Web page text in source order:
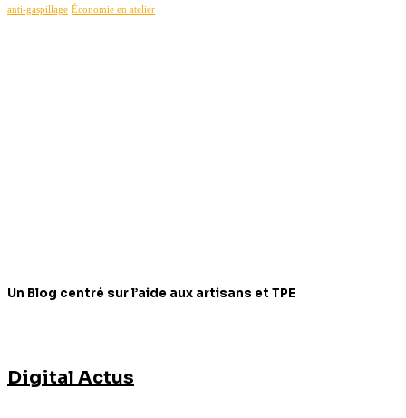
anti-gaspillage Économie en atelier
Un Blog centré sur l’aide aux artisans et TPE
Digital Actus